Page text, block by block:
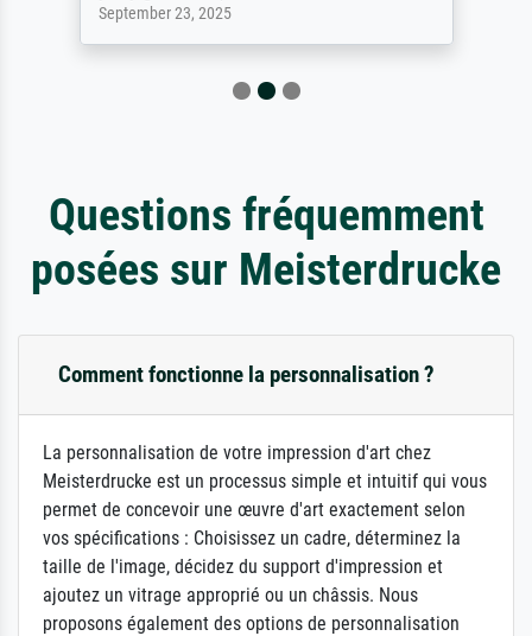
September 23, 2025
Questions fréquemment
posées sur Meisterdrucke
Comment fonctionne la personnalisation ?
La personnalisation de votre impression d'art chez
Meisterdrucke est un processus simple et intuitif qui vous
permet de concevoir une œuvre d'art exactement selon
vos spécifications : Choisissez un cadre, déterminez la
taille de l'image, décidez du support d'impression et
ajoutez un vitrage approprié ou un châssis. Nous
proposons également des options de personnalisation